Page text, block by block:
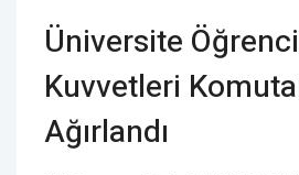
Üniversite
Kuvvetleri
Ağırlandı